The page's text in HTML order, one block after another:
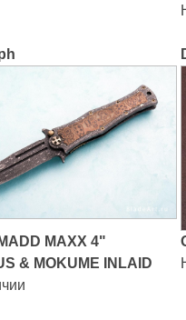
MAXX 4"
& MOKUME INLAID